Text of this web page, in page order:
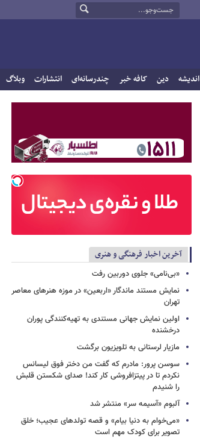
اندیشه دین کافه خبر چندرسانه‌ای انتشارات وبلاگ
آخرین اخبار فرهنگی و هنری
«بی‌نامی» جلوی دوربین رفت
نمایش مستند ماندگار «اربعین» در موزه هنرهای معاصر
تهران
اولین نمایش جهانی مستندی به تهیه‌کنندگی پوران
درخشنده
مازیار لرستانی به تلویزیون برگشت
سوسن پرور: مادرم که گفت من دختر فوق‌ لیسانس
نکردم تا در پیتزافروشی کار کند! صدای شکستن قلبش
را شنیدم
آلبوم «آسیمه سر» منتشر شد
«می‌خوام به دنیا بیام» و قصه تولدهای عجیب؛ خلق
تصویر برای کودک مهم است